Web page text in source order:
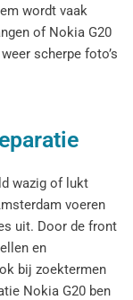
wordt vaak
of Nokia G20
scherpe foto’s
wazig of lukt
voeren
uit. Door de front
en
bij zoektermen
Nokia G20 ben